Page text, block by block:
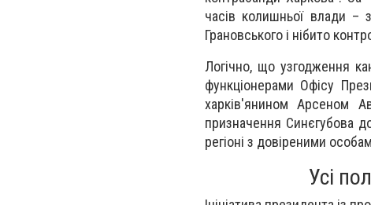
часів колишньої влади –
Грановського і нібито
Логічно, що узгодження
функціонерами Офісу
харків'янином Арсеном
призначення Синєгубова
регіоні з довіреними
Усі